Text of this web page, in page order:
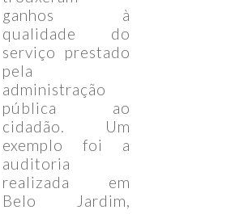
ganhos à
qualidade do
serviço prestado
pela
administração
pública ao
cidadão. Um
exemplo foi a
auditoria
realizada em
Belo Jardim,